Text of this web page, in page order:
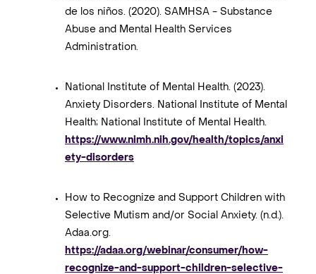
de los niños. (2020). SAMHSA - Substance
Abuse and Mental Health Services
Administration.
National Institute of Mental Health. (2023).
Anxiety Disorders. National Institute of Mental
Health; National Institute of Mental Health.
https://www.nimh.nih.gov/health/topics/anxi
ety-disorders
How to Recognize and Support Children with
Selective Mutism and/or Social Anxiety. (n.d.).
Adaa.org.
https://adaa.org/webinar/consumer/how-
recognize-and-support-children-selective-